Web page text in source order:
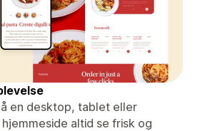
en desktop, tablet eller
altid se frisk og